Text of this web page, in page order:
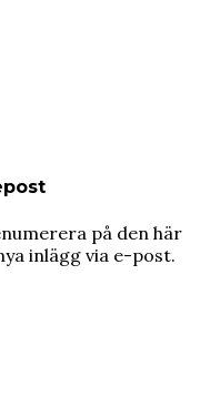
på den här
inlägg via e-post.